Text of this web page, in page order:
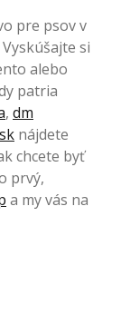
pre psov v
si
alebo
patria
, dm
nájdete
chcete byť
prvý,
a my vás na